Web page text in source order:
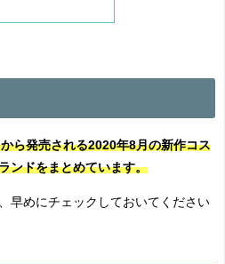
ら発売される2020年8月の新作コス
ンドをまとめています。
早めにチェックしておいてください